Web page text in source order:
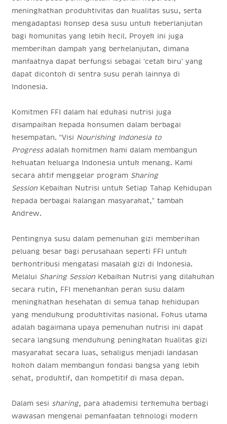
meningkatkan produktivitas dan kualitas susu, serta
mengadaptasi konsep desa susu untuk keberlanjutan
bagi komunitas yang lebih kecil. Proyek ini juga
memberikan dampak yang berkelanjutan, dimana
manfaatnya dapat berfungsi sebagai ‘cetak biru’ yang
dapat dicontoh di sentra susu perah lainnya di
Indonesia.
Komitmen FFI dalam hal edukasi nutrisi juga
disampaikan kepada konsumen dalam berbagai
kesempatan. “Visi Nourishing Indonesia to
Progress adalah komitmen kami dalam membangun
kekuatan keluarga Indonesia untuk menang. Kami
secara aktif menggelar program Sharing
Session Kebaikan Nutrisi untuk Setiap Tahap Kehidupan
kepada berbagai kalangan masyarakat,” tambah
Andrew.
Pentingnya susu dalam pemenuhan gizi memberikan
peluang besar bagi perusahaan seperti FFI untuk
berkontribusi mengatasi masalah gizi di Indonesia.
Melalui Sharing Session Kebaikan Nutrisi yang dilakukan
secara rutin, FFI menekankan peran susu dalam
meningkatkan kesehatan di semua tahap kehidupan
yang mendukung produktivitas nasional. Fokus utama
adalah bagaimana upaya pemenuhan nutrisi ini dapat
secara langsung mendukung peningkatan kualitas gizi
masyarakat secara luas, sekaligus menjadi landasan
kokoh dalam membangun fondasi bangsa yang lebih
sehat, produktif, dan kompetitif di masa depan.
Dalam sesi sharing, para akademisi terkemuka berbagi
wawasan mengenai pemanfaatan teknologi modern